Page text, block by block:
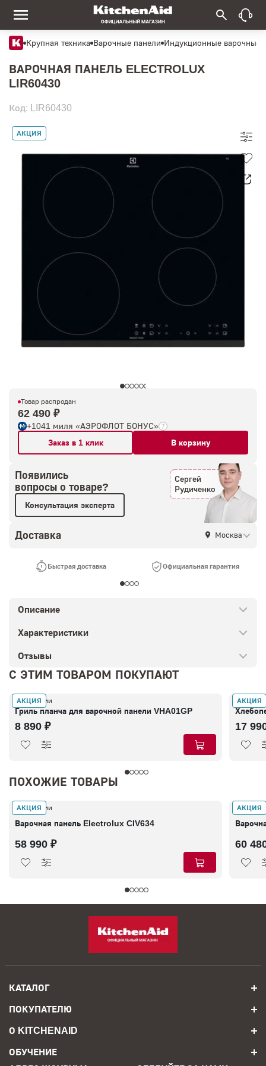
Крупная техника Варочные панели Индукционные варочные
ВАРОЧНАЯ ПАНЕЛЬ ELECTROLUX
LIR60430
Код: LIR60430
АКЦИЯ
Товар распродан
62 490 ₽
+1041 миля «АЭРОФЛОТ БОНУС»
Заказ в 1 клик
В корзину
Появились
вопросы о товаре?
Консультация эксперта
Сергей
Рудиченко
Доставка Москва
Быстрая доставка Официальная гарантия
Описание
Характеристики
Отзывы
С ЭТИМ ТОВАРОМ ПОКУПАЮТ
АКЦИЯ
В наличии
Гриль планча для варочной панели VHA01GP
8 890 ₽
АКЦИЯ
В
17
ПОХОЖИЕ ТОВАРЫ
АКЦИЯ
В наличии
Варочная панель Electrolux CIV634
58 990 ₽
АКЦИЯ
В
60
КАТАЛОГ
ПОКУПАТЕЛЮ
О KITCHENAID
ОБУЧЕНИЕ